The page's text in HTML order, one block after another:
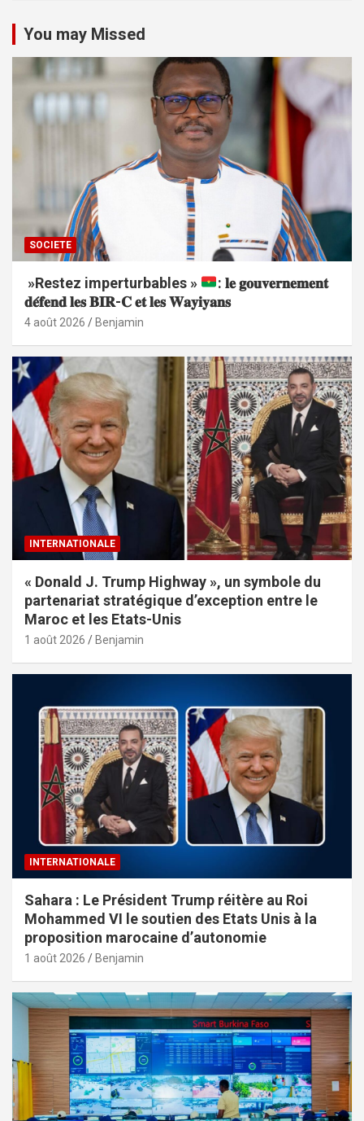
You may Missed
SOCIETE
»Restez imperturbables »
: 𝐥𝐞 𝐠𝐨𝐮𝐯𝐞𝐫𝐧𝐞𝐦𝐞𝐧𝐭
𝐝𝐞́𝐟𝐞𝐧𝐝 𝐥𝐞𝐬 𝐁𝐈𝐑-𝐂 𝐞𝐭 𝐥𝐞𝐬 𝐖𝐚𝐲𝐢𝐲𝐚𝐧𝐬
4 août 2026 Benjamin
INTERNATIONALE
« Donald J. Trump Highway », un symbole du
partenariat stratégique d’exception entre le
Maroc et les Etats-Unis
1 août 2026 Benjamin
INTERNATIONALE
Sahara : Le Président Trump réitère au Roi
Mohammed VI le soutien des Etats Unis à la
proposition marocaine d’autonomie
1 août 2026 Benjamin